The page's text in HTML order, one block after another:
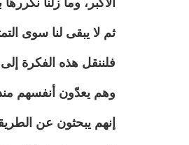
الأكبر، وما زلنا
ثم لا يبقى لنا سوى
فلننقل هذه الفكرة
وهم يعدّون أنفسهم منذ
إنهم يبحثون عن